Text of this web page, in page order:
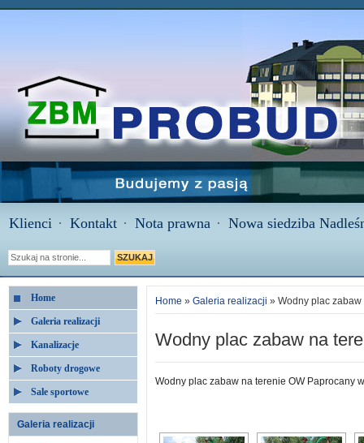
Klienci Kontakt Nota prawna Nowa siedziba
Home
Galeria realizacji
Kanalizacje
Roboty drogowe
Sale sportowe
Galeria realizacji
Home » Galeria realizacji » Wodny plac
Wodny plac zabaw na
Wodny plac zabaw na terenie OW Paprocany